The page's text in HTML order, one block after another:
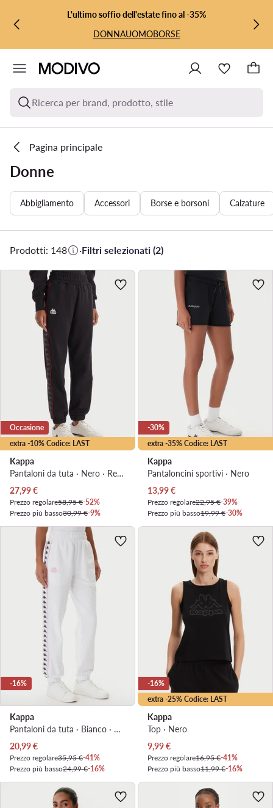
VAI AL CONTENUTO PRINCIPALE
VAI ALLA RICERCAL'ultimo soffio dell'estate fino al -35%
DONNAUOMOBORSE
Ricerca per brand, prodotto, stile
Pagina principale
Donne
Abbigliamento Accessori Borse e borsoni Calzature
Prodotti: 148 ·Filtri selezionati (2)
extra -10% Codice: LAST
Occasione
Kappa
Pantaloni da tuta · Nero · Regular Fit
Prezzo attuale
27,99€
Prezzo regolare58,95 €-52%
Prezzo più basso30,99 €-9%
extra -35% Codice: LAST
-30%
Kappa
Pantaloncini sportivi · Nero
Prezzo attuale
13,99€
Prezzo regolare22,95 €-39%
Prezzo più basso19,99 €-30%
-16%
Kappa
Pantaloni da tuta · Bianco · Regular Fit
Prezzo attuale
20,99€
Prezzo regolare35,95 €-41%
Prezzo più basso24,99 €-16%
extra -25% Codice: LAST
-16%
Kappa
Top · Nero
Prezzo attuale
9,99€
Prezzo regolare16,95 €-41%
Prezzo più basso11,99 €-16%